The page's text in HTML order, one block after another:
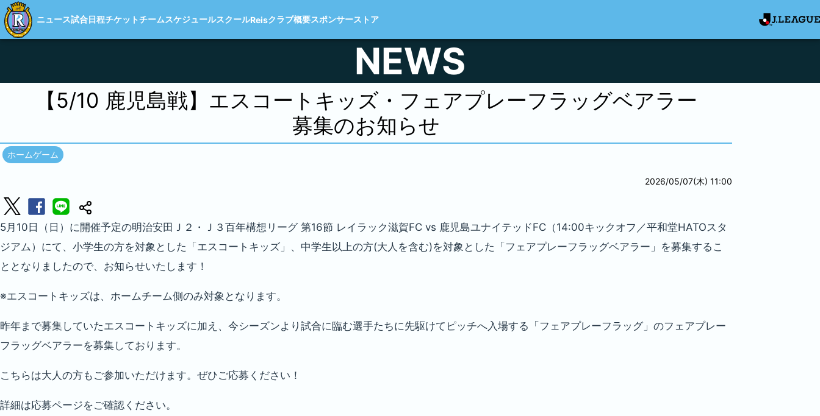
ニュース試合日程チケットチームスケジュールスクールReisクラブ概要スポンサーストア
NEWS
【5/10 鹿児島戦】 エスコートキッズ・ フェアプレーフラッグベアラー
募集のお知らせ
ホームゲーム
2026/05/07(木) 11:00
5月10日（日）に開催予定の明治安田Ｊ２・Ｊ３百年構想リーグ 第16節 レイラック滋賀FC vs 鹿児島ユナイテッドFC（14:00キックオフ／平和堂HATOスタ
ジアム）にて、小学生の方を対象とした「エスコートキッズ」、中学生以上の方(大人を含む)を対象とした「フェアプレーフラッグベアラー」を募集するこ
ととなりましたので、お知らせいたします！
※エスコートキッズは、ホームチーム側のみ対象となります。
昨年まで募集していたエスコートキッズに加え、今シーズンより試合に臨む選手たちに先駆けてピッチへ入場する「フェアプレーフラッグ」のフェアプレー
フラッグベアラーを募集しております。
こちらは大人の方もご参加いただけます。ぜひご応募ください！
詳細は応募ページをご確認ください。